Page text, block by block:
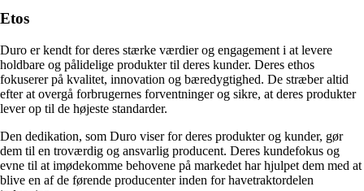
Etos
Duro er kendt for deres stærke værdier og engagement i at levere
holdbare og pålidelige produkter til deres kunder. Deres ethos
fokuserer på kvalitet, innovation og bæredygtighed. De stræber altid
efter at overgå forbrugernes forventninger og sikre, at deres produkter
lever op til de højeste standarder.
Den dedikation, som Duro viser for deres produkter og kunder, gør
dem til en troværdig og ansvarlig producent. Deres kundefokus og
evne til at imødekomme behovene på markedet har hjulpet dem med at
blive en af de førende producenter inden for havetraktordelen